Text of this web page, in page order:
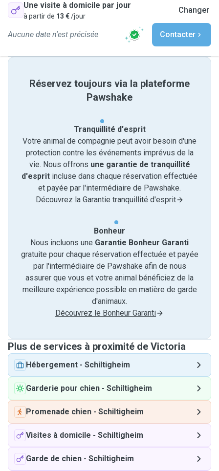
Une visite à domicile par jour
à partir de 13 €/jour
Changer
Aucune date n'est précisée Contacter
Réservez toujours via la plateforme
Pawshake
Tranquillité d'esprit
Votre animal de compagnie peut avoir besoin d'une
protection contre les événements imprévus de la
vie. Nous offrons une garantie de tranquillité
d'esprit incluse dans chaque réservation effectuée
et payée par l'intermédiaire de Pawshake.
Découvrez la Garantie tranquillité d'esprit
Bonheur
Nous incluons une Garantie Bonheur Garanti
gratuite pour chaque réservation effectuée et payée
par l'intermédiaire de Pawshake afin de nous
assurer que vous et votre animal bénéficiez de la
meilleure expérience possible en matière de garde
d'animaux.
Découvrez le Bonheur Garanti
Plus de services à proximité de Victoria
Hébergement - Schiltigheim
Garderie pour chien - Schiltigheim
Promenade chien - Schiltigheim
Visites à domicile - Schiltigheim
Garde de chien - Schiltigheim